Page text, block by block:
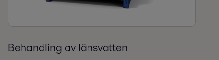
Behandling av länsvatten